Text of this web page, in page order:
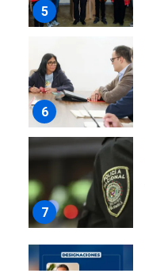
5
6
7